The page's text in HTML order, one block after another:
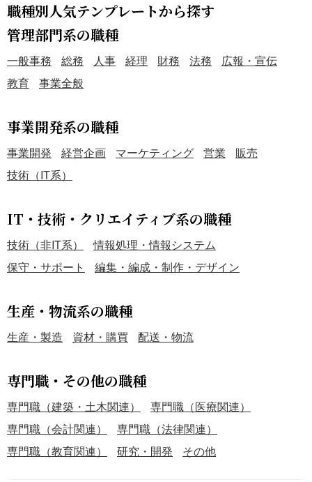
職種別人気テンプレートから探す
管理部門系の職種
一般事務 総務 人事 経理 財務 法務
広報・宣伝
教育
事業全般
事業開発系の職種
事業開発 経営企画 マーケティング 営業
販売
技術（IT系）
IT・技術・クリエイティブ系の職種
技術（非IT系）
情報処理・情報システム
保守・サポート
編集・編成・制作・デザイン
生産・物流系の職種
生産・製造 資材・購買 配送・物流
専門職・その他の職種
専門職（建築・土木関連）
専門職（医療関連）
専門職（会計関連）
専門職（法律関連）
専門職（教育関連）
研究・開発 その他